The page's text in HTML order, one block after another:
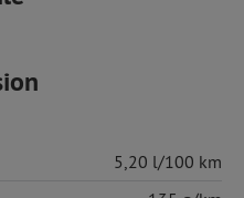
5,20 l/100 km